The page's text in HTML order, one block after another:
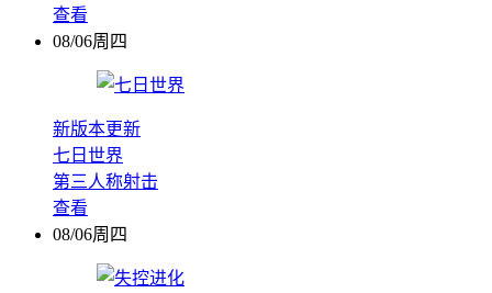
查看
08/06周四
新版本更新
七日世界
第三人称射击
查看
08/06周四